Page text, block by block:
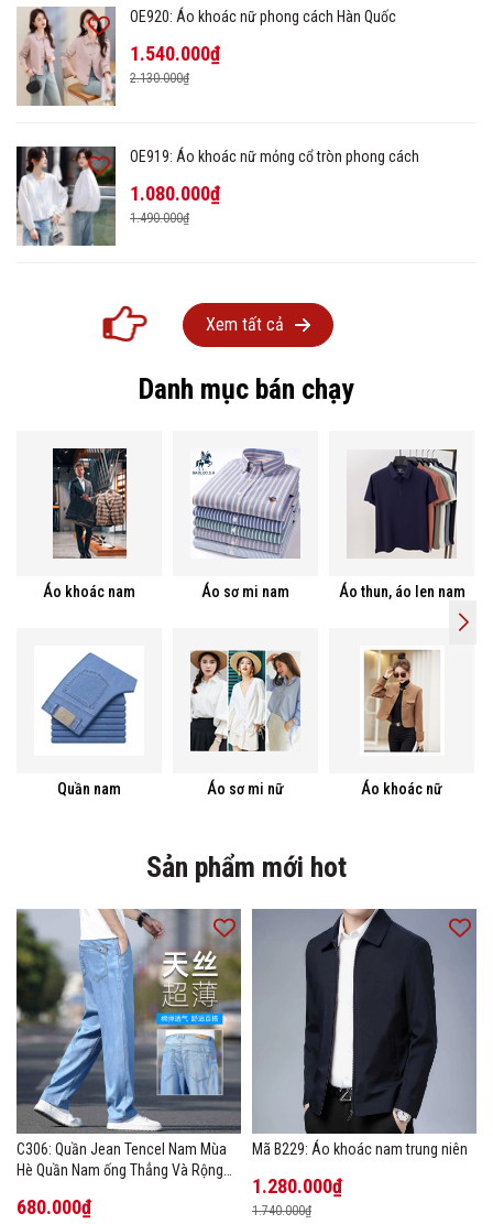
OE920: Áo khoác nữ phong cách Hàn Quốc
1.540.000₫
2.130.000₫
OE919: Áo khoác nữ mỏng cổ tròn phong cách
1.080.000₫
1.490.000₫
Xem tất cả
Danh mục bán chạy
Áo khoác nam Áo sơ mi nam Áo thun, áo len nam
Quần nam Áo sơ mi nữ Áo khoác nữ
Sản phẩm mới hot
C306: Quần Jean Tencel Nam Mùa
Hè Quần Nam ống Thẳng Và Rộng
680.000₫
Mã B229: Áo khoác nam trung niên
1.280.000₫
1.740.000₫